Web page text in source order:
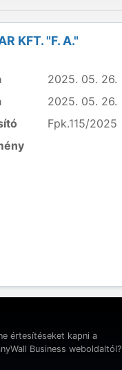
KFT. "F. A."
2025. 05. 26.
2025. 05. 26.
Fpk.115/2025
értesítéseket kapni a
Business weboldaltól?